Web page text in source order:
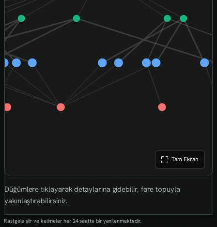
Tam Ekran
Düğümlere tıklayarak detaylarına gidebilir, fare topuyla
yakınlaştırabilirsiniz.
Rastgele şiir ve kelimeler her 24 saatte bir yenilenmektedir.